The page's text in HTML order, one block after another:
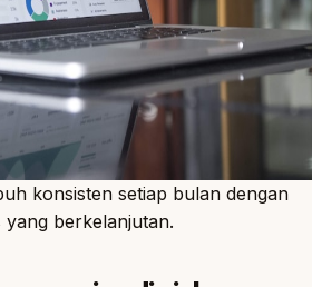
konsisten setiap bulan dengan
yang berkelanjutan.